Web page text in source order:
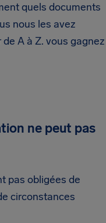
quels documents
nous les avez
A à Z. vous gagnez
ne peut pas
pas obligées de
circonstances